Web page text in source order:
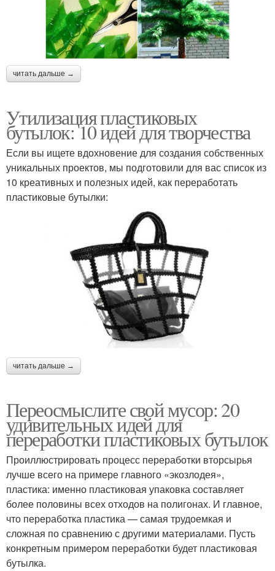
читать дальше →
Утилизация пластиковых
бутылок: 10 идей для творчества
Если вы ищете вдохновение для создания собственных
уникальных проектов, мы подготовили для вас список из
10 креативных и полезных идей, как переработать
пластиковые бутылки:
читать дальше →
Переосмыслите свой мусор: 20
удивительных идей для
переработки пластиковых бутылок
Проиллюстрировать процесс переработки вторсырья
лучше всего на примере главного «экозлодея»,
пластика: именно пластиковая упаковка составляет
более половины всех отходов на полигонах. И главное,
что переработка пластика — самая трудоемкая и
сложная по сравнению с другими материалами. Пусть
конкретным примером переработки будет пластиковая
бутылка.